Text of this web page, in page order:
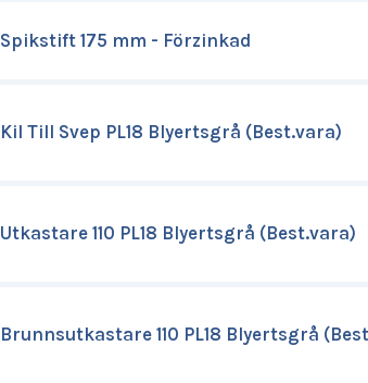
Spikstift 175 mm - Förzinkad
Kil Till Svep PL18 Blyertsgrå (Best.vara)
Utkastare 110 PL18 Blyertsgrå (Best.vara)
Brunnsutkastare 110 PL18 Blyertsgrå